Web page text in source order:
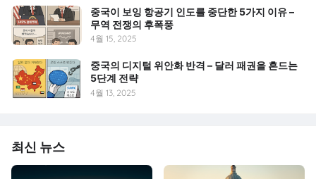
중국이 보잉 항공기 인도를 중단한 5가지 이유 –
무역 전쟁의 후폭풍
4월 15, 2025
중국의 디지털 위안화 반격 – 달러 패권을 흔드는
5단계 전략
4월 13, 2025
최신 뉴스